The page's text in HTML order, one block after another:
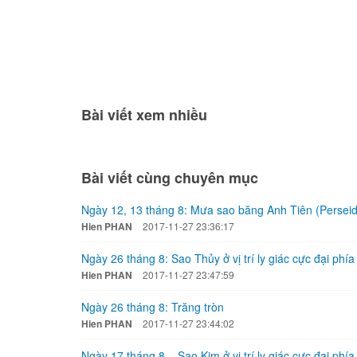
Bài viết xem nhiều
Bài viết cùng chuyên mục
Ngày 12, 13 tháng 8: Mưa sao băng Anh Tiên
Hien PHAN 2017-11-27 23:36:17
Ngày 26 tháng 8: Sao Thủy ở vị trí ly giác cực đại
Hien PHAN 2017-11-27 23:47:59
Ngày 26 tháng 8: Trăng tròn
Hien PHAN 2017-11-27 23:44:02